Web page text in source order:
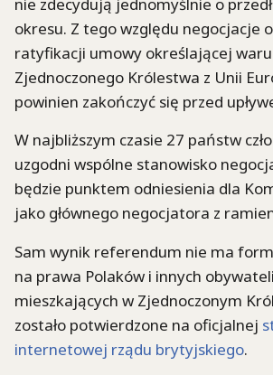
okresu. Z tego względu negocjacje
ratyfikacji umowy określającej
Zjednoczonego Królestwa z Unii
powinien zakończyć się przed
W najbliższym czasie 27 państw
uzgodni wspólne stanowisko
będzie punktem odniesienia dla
jako głównego negocjatora z
Sam wynik referendum nie ma
na prawa Polaków i innych
mieszkających w Zjednoczonym
zostało potwierdzone na oficjalnej
internetowej rządu brytyjskiego.